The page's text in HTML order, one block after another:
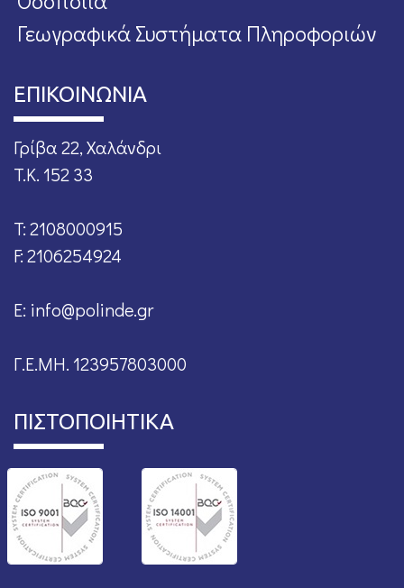
Γεωγραφικά Συστήματα Πληροφοριών
ΕΠΙΚΟΙΝΩΝΙΑ
Γρίβα 22, Χαλάνδρι
T.K. 152 33
T: 2108000915
F: 2106254924
E: info@polinde.gr
Γ.Ε.ΜΗ. 123957803000
ΠΙΣΤΟΠΟΙΗΤΙΚΑ